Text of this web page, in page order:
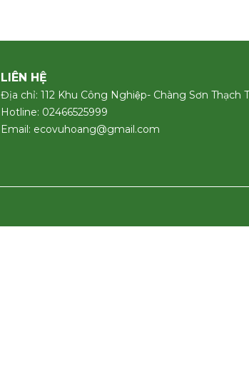
LIÊN HỆ
Địa chỉ: 112 Khu Công Nghiệp- Chàng Sơn Thạch
Hotline: 02466525999
Email: ecovuhoang@gmail.com